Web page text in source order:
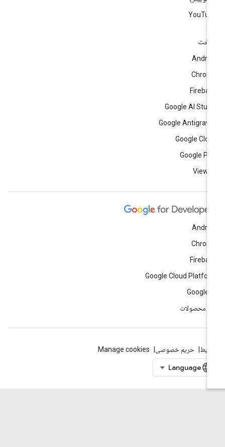
Google AI
Google
Google
Google
View
Google Cloud
Google
محصولات
حریم خصوصی Manage cookies